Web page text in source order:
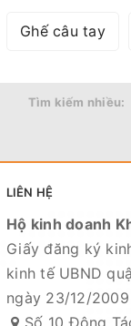
Ghế câu tay
Tìm kiếm nhiều:
LIÊN HỆ
Hộ kinh doanh
Giấy đăng ký
kinh tế UBND
ngày 23/12/2009